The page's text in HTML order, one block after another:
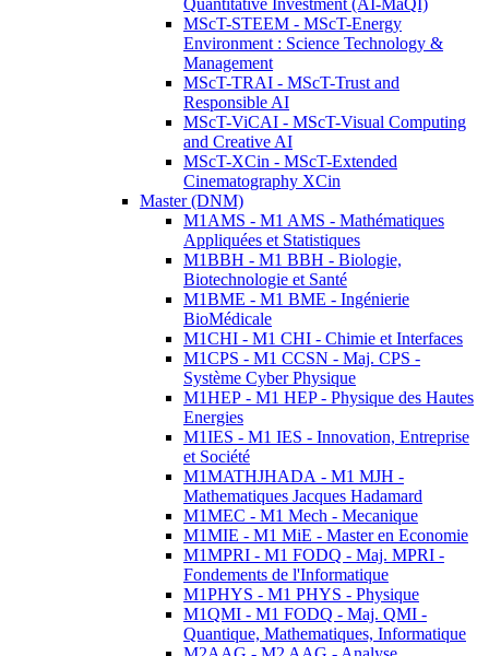
Quantitative Investment (AI-MaQI)
MScT-STEEM - MScT-Energy
Environment : Science Technology &
Management
MScT-TRAI - MScT-Trust and
Responsible AI
MScT-ViCAI - MScT-Visual Computing
and Creative AI
MScT-XCin - MScT-Extended
Cinematography XCin
Master (DNM)
M1AMS - M1 AMS - Mathématiques
Appliquées et Statistiques
M1BBH - M1 BBH - Biologie,
Biotechnologie et Santé
M1BME - M1 BME - Ingénierie
BioMédicale
M1CHI - M1 CHI - Chimie et Interfaces
M1CPS - M1 CCSN - Maj. CPS -
Système Cyber Physique
M1HEP - M1 HEP - Physique des Hautes
Energies
M1IES - M1 IES - Innovation, Entreprise
et Société
M1MATHJHADA - M1 MJH -
Mathematiques Jacques Hadamard
M1MEC - M1 Mech - Mecanique
M1MIE - M1 MiE - Master en Economie
M1MPRI - M1 FODQ - Maj. MPRI -
Fondements de l'Informatique
M1PHYS - M1 PHYS - Physique
M1QMI - M1 FODQ - Maj. QMI -
Quantique, Mathematiques, Informatique